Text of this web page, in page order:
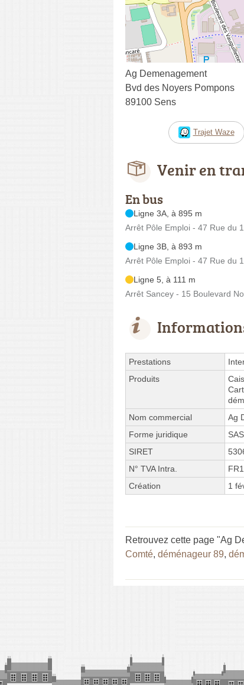
Ag Demenagement
Bvd des Noyers Pompons
89100 Sens
Trajet Waze
Venir en
En bus
Ligne 3A, à 895 m
Arrêt Pôle Emploi - 47 Rue du
Ligne 3B, à 893 m
Arrêt Pôle Emploi - 47 Rue du
Ligne 5, à 111 m
Arrêt Sancey - 15 Boulevard
Prestations
Produits
Nom commercial
Ag
Forme juridique
SAS
SIRET
N° TVA Intra.
Création
1
Retrouvez cette page "Ag
Comté, déménageur 89,